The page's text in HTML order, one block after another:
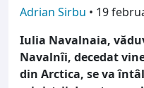
Adrian Sirbu • 19
Iulia Navalnaia,
Navalnîi, decedat
din Arctica, se va